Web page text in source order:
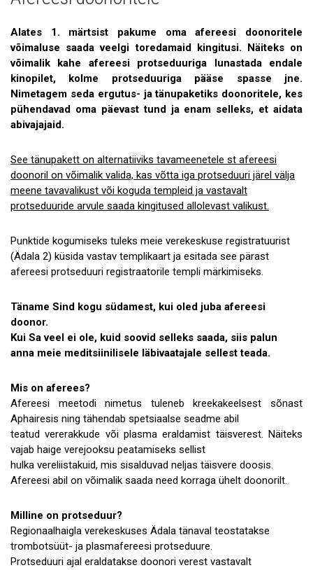
Galerii
Koostöö
Tule tööle!
Tule ekskursioonile!
Alates 1. märtsist pakume oma afereesi doonoritele
võimaluse saada veelgi toredamaid kingitusi. Näiteks on
võimalik kahe afereesi protseduuriga lunastada endale
kinopilet, kolme protseduuriga pääse spasse jne.
Nimetagem seda ergutus- ja tänupaketiks doonoritele, kes
pühendavad oma päevast tund ja enam selleks, et aidata
abivajajaid.
See tänupakett on alternatiiviks tavameenetele st afereesi
doonoril on võimalik valida, kas võtta iga protseduuri järel välja
meene tavavalikust või koguda templeid ja vastavalt
protseduuride arvule saada kingitused allolevast valikust.
Punktide kogumiseks tuleks meie verekeskuse registratuurist
(Ädala 2) küsida vastav templikaart ja esitada see pärast
afereesi protseduuri registraatorile templi märkimiseks.
Täname Sind kogu südamest, kui oled juba afereesi
doonor.
Kui Sa veel ei ole, kuid soovid selleks saada, siis palun
anna meie meditsiinilisele läbivaatajale sellest teada.
Mis on aferees?
Afereesi meetodi nimetus tuleneb kreekakeelsest sõnast
Aphairesis ning tähendab spetsiaalse seadme abil
teatud vererakkude või plasma eraldamist täisverest. Näiteks
vajab haige verejooksu peatamiseks sellist
hulka vereliistakuid, mis sisalduvad neljas täisvere doosis.
Afereesi abil on võimalik saada need korraga ühelt doonorilt.
Milline on protseduur?
Regionaalhaigla verekeskuses Ädala tänaval teostatakse
trombotsüüt- ja plasmafereesi protseduure.
Protseduuri ajal eraldatakse doonori verest vastavalt